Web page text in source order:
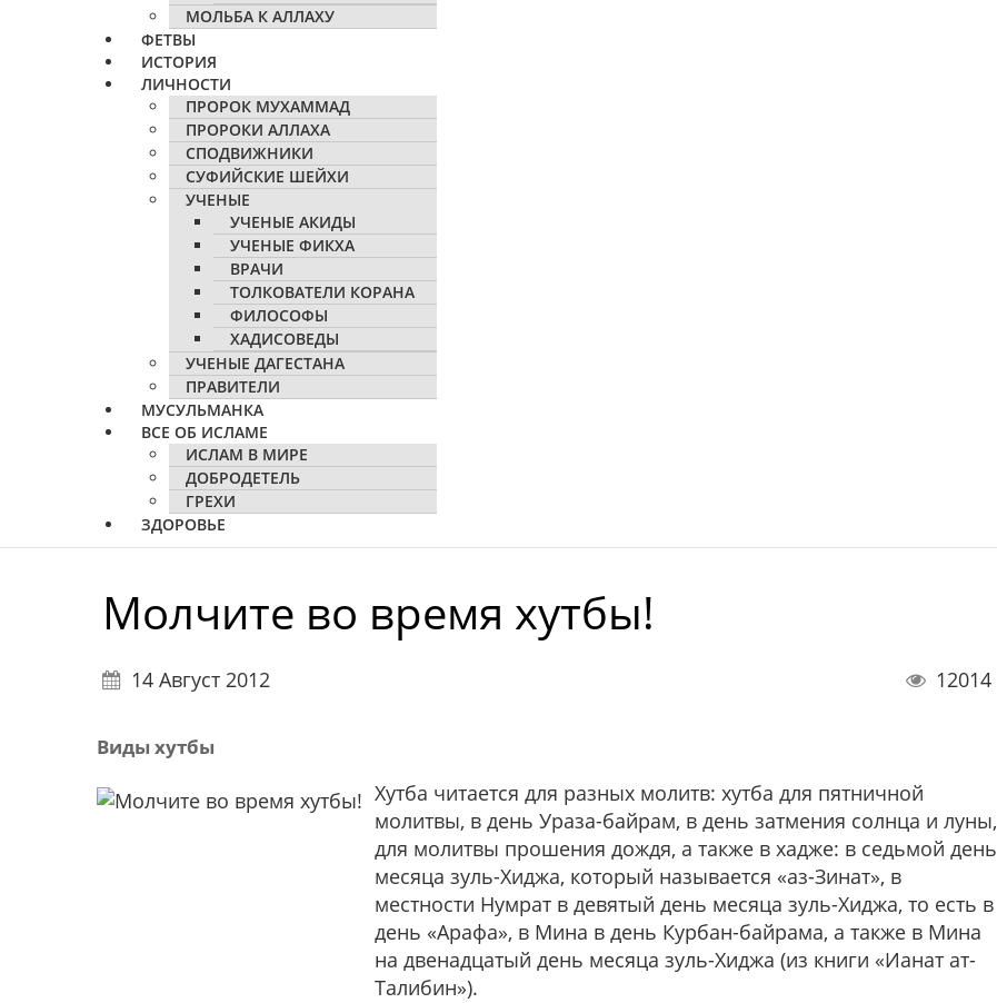
МОЛЬБА К АЛЛАХУ
ФЕТВЫ
ИСТОРИЯ
ЛИЧНОСТИ
ПРОРОК МУХАММАД
ПРОРОКИ АЛЛАХА
СПОДВИЖНИКИ
СУФИЙСКИЕ ШЕЙХИ
УЧЕНЫЕ
УЧЕНЫЕ АКИДЫ
УЧЕНЫЕ ФИКХА
ВРАЧИ
ТОЛКОВАТЕЛИ КОРАНА
ФИЛОСОФЫ
ХАДИСОВЕДЫ
УЧЕНЫЕ ДАГЕСТАНА
ПРАВИТЕЛИ
МУСУЛЬМАНКА
ВСЕ ОБ ИСЛАМЕ
ИСЛАМ В МИРЕ
ДОБРОДЕТЕЛЬ
ГРЕХИ
ЗДОРОВЬЕ
Молчите во время хутбы!
14 Август 2012 12014
Виды хутбы
Хутба читается для разных молитв: хутба для пятничной
молитвы, в день Ураза-байрам, в день затмения солнца и луны,
для молитвы прошения дождя, а также в хадже: в седьмой день
месяца зуль-Хиджа, который называется «аз-Зинат», в
местности Нумрат в девятый день месяца зуль-Хиджа, то есть в
день «Арафа», в Мина в день Курбан-байрама, а также в Мина
на двенадцатый день месяца зуль-Хиджа (из книги «Ианат ат-
Талибин»).